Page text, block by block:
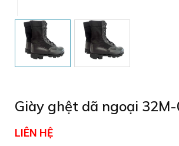
Giày ghệt dã ngoại
LIÊN HỆ